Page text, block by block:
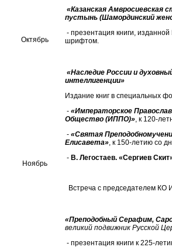
Октябрь
«Казанская Амвросиевская
пустынь (Шамординский
- презентация книги,
шрифтом.
Ноябрь
«Наследие России и
интеллигенции»
Издание книг в специальных
- «Императорское
Общество (ИППО)», к 120-
- «Святая
Елисавета», к 150-летию со
- В. Легостаев. «Сергиев
Встреча с председателем КО
«Преподобный Серафим,
великий подвижник Русской
- презентация книги к 225-